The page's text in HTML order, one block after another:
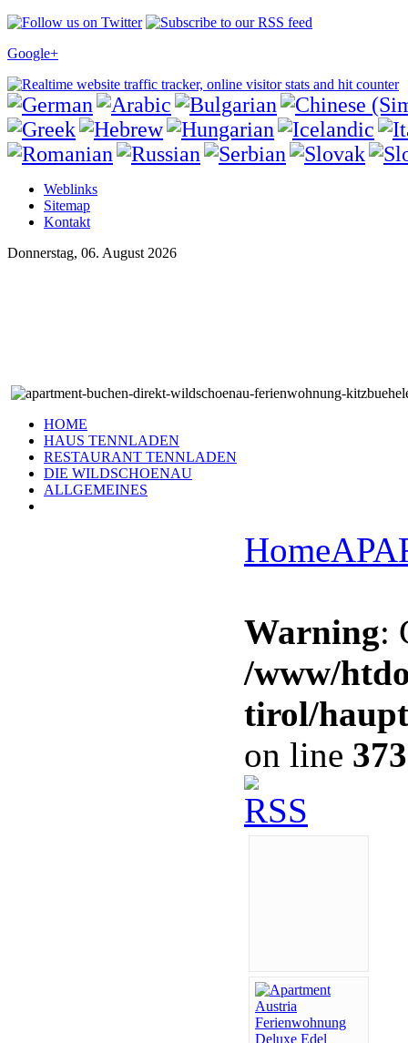
Google+
Weblinks
Sitemap
Kontakt
Donnerstag, 06. August 2026
HOME
HAUS TENNLADEN
RESTAURANT TENNLADEN
DIE WILDSCHOENAU
ALLGEMEINES
Home
Warning:
/www/
tirol/
on line 373